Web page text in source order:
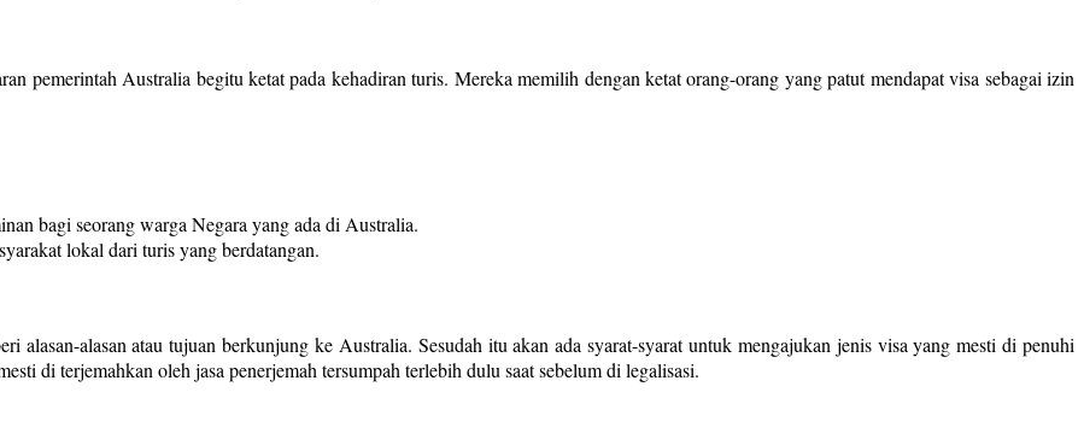
pemerintah Australia begitu ketat pada kehadiran turis. Mereka memilih dengan ketat orang-orang yang patut mendapat visa sebagai izin
bagi seorang warga Negara yang ada di Australia.
lokal dari turis yang berdatangan.
alasan-alasan atau tujuan berkunjung ke Australia. Sesudah itu akan ada syarat-syarat untuk mengajukan jenis visa yang mesti di penuhi
di terjemahkan oleh jasa penerjemah tersumpah terlebih dulu saat sebelum di legalisasi.